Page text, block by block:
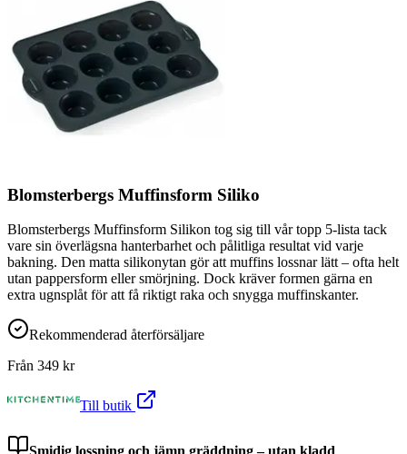
Blomsterbergs Muffinsform Siliko
Blomsterbergs Muffinsform Silikon tog sig till vår topp 5-lista tack
vare sin överlägsna hanterbarhet och pålitliga resultat vid varje
bakning. Den matta silikonytan gör att muffins lossnar lätt – ofta helt
utan pappersform eller smörjning. Dock kräver formen gärna en
extra ugnsplåt för att få riktigt raka och snygga muffinskanter.
Rekommenderad återförsäljare
Från 349 kr
Till butik
Smidig lossning och jämn gräddning – utan kladd